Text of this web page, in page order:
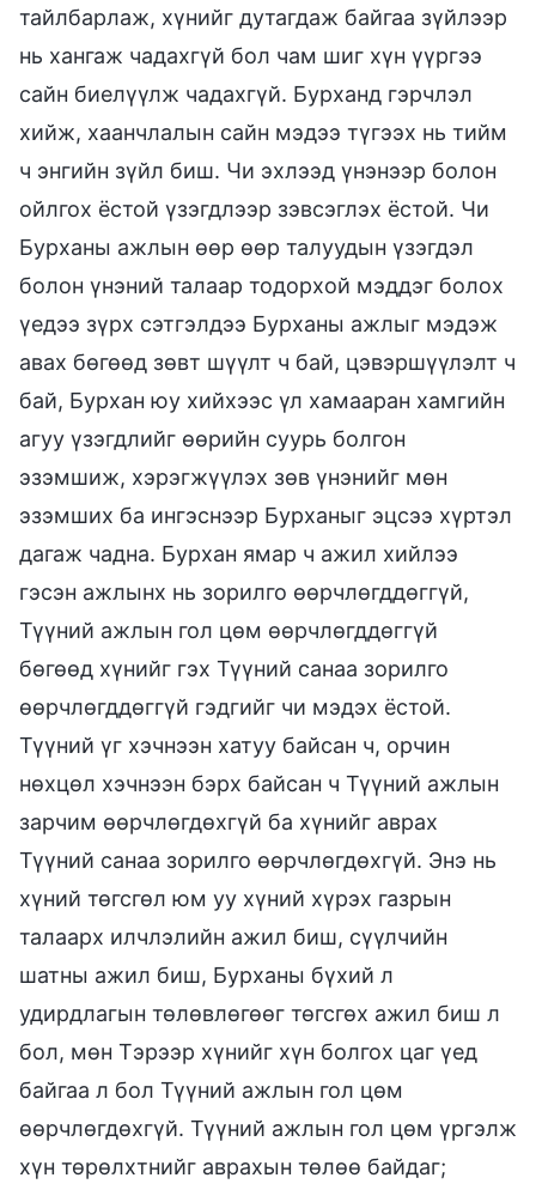
тайлбарлаж, хүнийг дутагдаж байгаа зүйлээр
нь хангаж чадахгүй бол чам шиг хүн үүргээ
сайн биелүүлж чадахгүй. Бурханд гэрчлэл
хийж, хаанчлалын сайн мэдээ түгээх нь тийм
ч энгийн зүйл биш. Чи эхлээд үнэнээр болон
ойлгох ёстой үзэгдлээр зэвсэглэх ёстой. Чи
Бурханы ажлын өөр өөр талуудын үзэгдэл
болон үнэний талаар тодорхой мэддэг болох
үедээ зүрх сэтгэлдээ Бурханы ажлыг мэдэж
авах бөгөөд зөвт шүүлт ч бай, цэвэршүүлэлт ч
бай, Бурхан юу хийхээс үл хамааран хамгийн
агуу үзэгдлийг өөрийн суурь болгон
эзэмшиж, хэрэгжүүлэх зөв үнэнийг мөн
эзэмших ба ингэснээр Бурханыг эцсээ хүртэл
дагаж чадна. Бурхан ямар ч ажил хийлээ
гэсэн ажлынх нь зорилго өөрчлөгддөггүй,
Түүний ажлын гол цөм өөрчлөгддөггүй
бөгөөд хүнийг гэх Түүний санаа зорилго
өөрчлөгддөггүй гэдгийг чи мэдэх ёстой.
Түүний үг хэчнээн хатуу байсан ч, орчин
нөхцөл хэчнээн бэрх байсан ч Түүний ажлын
зарчим өөрчлөгдөхгүй ба хүнийг аврах
Түүний санаа зорилго өөрчлөгдөхгүй. Энэ нь
хүний төгсгөл юм уу хүний хүрэх газрын
талаарх илчлэлийн ажил биш, сүүлчийн
шатны ажил биш, Бурханы бүхий л
удирдлагын төлөвлөгөөг төгсгөх ажил биш л
бол, мөн Тэрээр хүнийг хүн болгох цаг үед
байгаа л бол Түүний ажлын гол цөм
өөрчлөгдөхгүй. Түүний ажлын гол цөм үргэлж
хүн төрөлхтнийг аврахын төлөө байдаг;